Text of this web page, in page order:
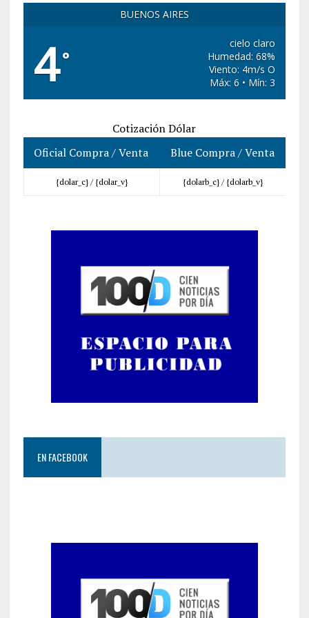
BUENOS AIRES
4°
cielo claro
Humedad: 68%
Viento: 4m/s O
Máx: 6 • Mín: 3
Cotización Dólar
Oficial Compra / Venta
Blue Compra / Venta
{dolar_c} / {dolar_v} {dolarb_c} / {dolarb_v}
EN FACEBOOK